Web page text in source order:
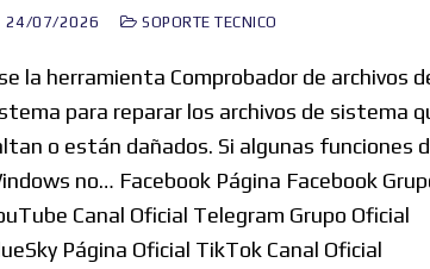
24/07/2026 SOPORTE TECNICO
la herramienta Comprobador de archivos
para reparar los archivos de sistema
o están dañados. Si algunas funciones
no… Facebook Página Facebook
Canal Oficial Telegram Grupo Oficial
Página Oficial TikTok Canal Oficial